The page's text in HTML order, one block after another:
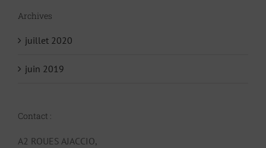
Archives
juillet 2020
juin 2019
Contact :
A2 ROUES AJACCIO,